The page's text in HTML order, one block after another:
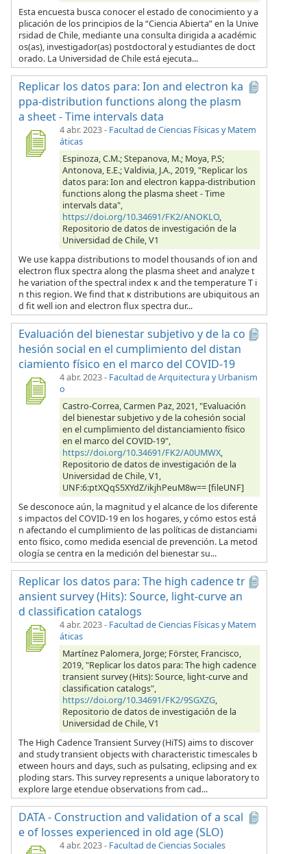
Esta encuesta busca conocer el estado de conocimiento y a
plicación de los principios de la “Ciencia Abierta” en la Unive
rsidad de Chile, mediante una consulta dirigida a académic
os(as), investigador(as) postdoctoral y estudiantes de doct
orado. La Universidad de Chile está ejecuta...
Replicar los datos para: Ion and electron ka
ppa-distribution functions along the plasm
a sheet - Time intervals data
4 abr. 2023- Facultad de Ciencias Físicas y Matem
áticas
Espinoza, C.M.; Stepanova, M.; Moya, P.S;
Antonova, E.E.; Valdivia, J.A., 2019, "Replicar los
datos para: Ion and electron kappa-distribution
functions along the plasma sheet - Time
intervals data",
https://doi.org/10.34691/FK2/ANOKLO,
Repositorio de datos de investigación de la
Universidad de Chile, V1
We use kappa distributions to model thousands of ion and
electron flux spectra along the plasma sheet and analyze t
he variation of the spectral index κ and the temperature T i
n this region. We find that κ distributions are ubiquitous an
d fit well ion and electron flux spectra dur...
Evaluación del bienestar subjetivo y de la co
hesión social en el cumplimiento del distan
ciamiento físico en el marco del COVID-19
4 abr. 2023- Facultad de Arquitectura y Urbanism
o
Castro-Correa, Carmen Paz, 2021, "Evaluación
del bienestar subjetivo y de la cohesión social
en el cumplimiento del distanciamiento físico
en el marco del COVID-19",
https://doi.org/10.34691/FK2/A0UMWX,
Repositorio de datos de investigación de la
Universidad de Chile, V1,
UNF:6:ptXQqS5XYdZ/ikjhPeuM8w== [fileUNF]
Se desconoce aún, la magnitud y el alcance de los diferente
s impactos del COVID-19 en los hogares, y cómo estos está
n afectando el cumplimiento de las políticas de distanciami
ento físico, como medida esencial de prevención. La metod
ología se centra en la medición del bienestar su...
Replicar los datos para: The high cadence tr
ansient survey (Hits): Source, light-curve an
d classification catalogs
4 abr. 2023- Facultad de Ciencias Físicas y Matem
áticas
Martínez Palomera, Jorge; Förster, Francisco,
2019, "Replicar los datos para: The high cadence
transient survey (Hits): Source, light-curve and
classification catalogs",
https://doi.org/10.34691/FK2/9SGXZG,
Repositorio de datos de investigación de la
Universidad de Chile, V1
The High Cadence Transient Survey (HiTS) aims to discover
and study transient objects with characteristic timescales b
etween hours and days, such as pulsating, eclipsing and ex
ploding stars. This survey represents a unique laboratory to
explore large etendue observations from cad...
DATA - Construction and validation of a scal
e of losses experienced in old age (SLO)
4 abr. 2023- Facultad de Ciencias Sociales